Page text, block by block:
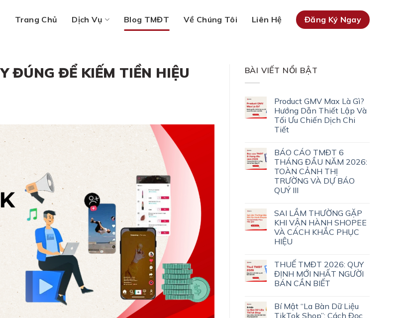
Trang Chủ Dịch Vụ Blog TMĐT Về Chúng Tôi Liên Hệ Đăng Ký Ngay
ĐÚNG ĐỂ KIẾM TIỀN HIỆU
BÀI VIẾT NỔI BẬT
Product GMV Max Là Gì?
Hướng Dẫn Thiết Lập Và
Tối Ưu Chiến Dịch Chi
Tiết
BÁO CÁO TMĐT 6
THÁNG ĐẦU NĂM 2026:
TOÀN CẢNH THỊ
TRƯỜNG VÀ DỰ BÁO
QUÝ III
SAI LẦM THƯỜNG GẶP
KHI VẬN HÀNH SHOPEE
VÀ CÁCH KHẮC PHỤC
HIỆU
THUẾ TMĐT 2026: QUY
ĐỊNH MỚI NHẤT NGƯỜI
BÁN CẦN BIẾT
Bí Mật “La Bàn Dữ Liệu
TikTok Shop”: Cách Đọc